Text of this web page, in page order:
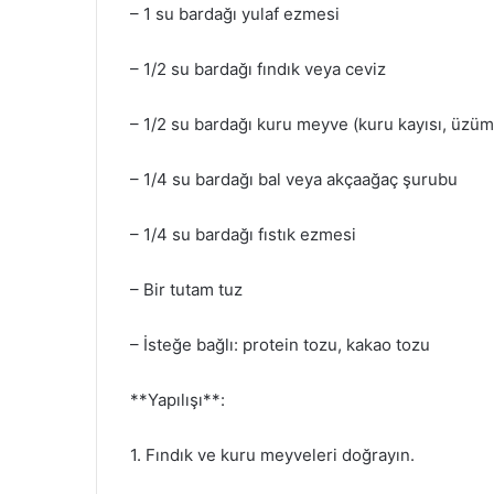
– 1 su bardağı yulaf ezmesi
– 1/2 su bardağı fındık veya ceviz
– 1/2 su bardağı kuru meyve (kuru kayısı,
– 1/4 su bardağı bal veya akçaağaç şurubu
– 1/4 su bardağı fıstık ezmesi
– Bir tutam tuz
– İsteğe bağlı: protein tozu, kakao tozu
**Yapılışı**:
1. Fındık ve kuru meyveleri doğrayın.